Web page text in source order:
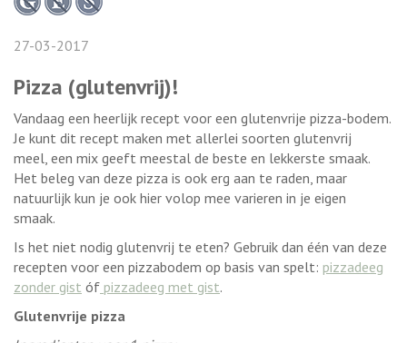
27-03-2017
Pizza (glutenvrij)!
Vandaag een heerlijk recept voor een glutenvrije pizza-bodem.
Je kunt dit recept maken met allerlei soorten glutenvrij
meel, een mix geeft meestal de beste en lekkerste smaak.
Het beleg van deze pizza is ook erg aan te raden, maar
natuurlijk kun je ook hier volop mee varieren in je eigen
smaak.
Is het niet nodig glutenvrij te eten? Gebruik dan één van deze
recepten voor een pizzabodem op basis van spelt: pizzadeeg
zonder gist óf pizzadeeg met gist.
Glutenvrije pizza